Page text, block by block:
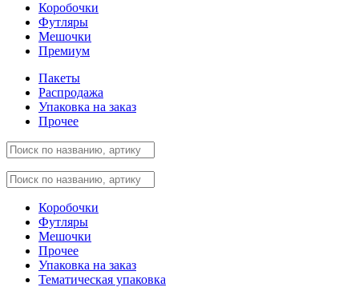
Коробочки
Футляры
Мешочки
Премиум
Пакеты
Распродажа
Упаковка на заказ
Прочее
Коробочки
Футляры
Мешочки
Прочее
Упаковка на заказ
Тематическая упаковка